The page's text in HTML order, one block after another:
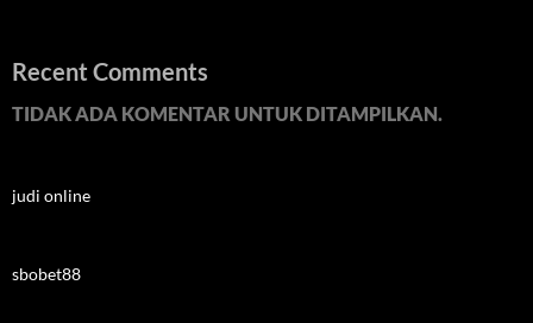
Recent Comments
TIDAK ADA KOMENTAR UNTUK DITAMPILKAN.
judi online
sbobet88